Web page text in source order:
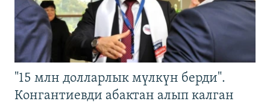
"15 млн долларлык мүлкүн берди".
Конгантиевди абактан алып калган